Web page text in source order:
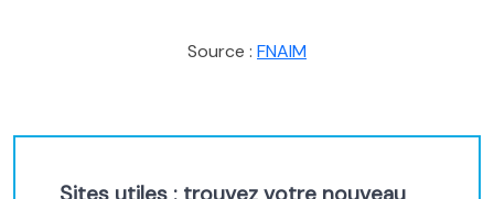
Source : FNAIM